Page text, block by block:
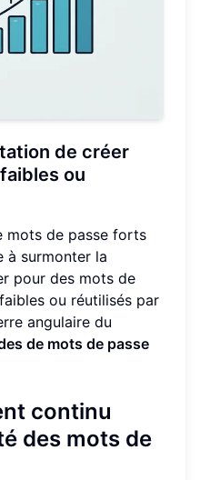
de créer
ou
mots de passe forts
à surmonter la
pour des mots de
ou réutilisés par
angulaire du
de mots de passe
continu
des mots de